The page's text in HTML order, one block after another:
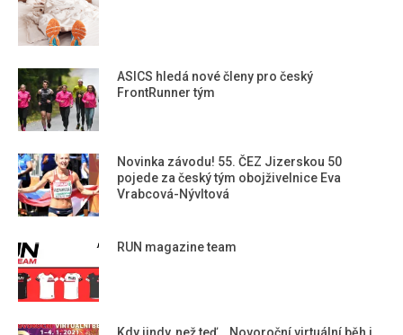
ASICS hledá nové členy pro český
FrontRunner tým
Novinka závodu! 55. ČEZ Jizerskou 50
pojede za český tým obojživelnice Eva
Vrabcová-Nývltová
RUN magazine team
Kdy jindy, než teď… Novoroční virtuální běh i